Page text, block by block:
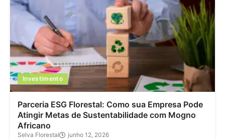
Investimento
Parceria ESG Florestal: Como sua Empresa Pode
Atingir Metas de Sustentabilidade com Mogno
Africano
Selva Florestal junho 12, 2026